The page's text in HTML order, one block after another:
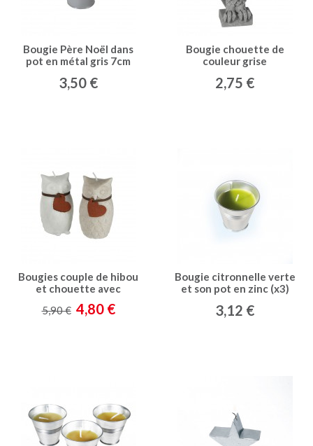
Bougie Père Noël dans
pot en métal gris 7cm
3,50 €
Bougie chouette de
couleur grise
2,75 €
Bougies couple de hibou
et chouette avec
5,90 € 4,80 €
Bougie citronnelle verte
et son pot en zinc (x3)
3,12 €